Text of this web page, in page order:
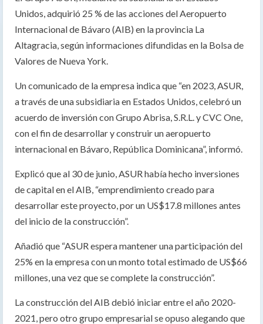
Unidos, adquirió 25 % de las acciones del Aeropuerto
Internacional de Bávaro (AIB) en la provincia La
Altagracia, según informaciones difundidas en la Bolsa de
Valores de Nueva York.
Un comunicado de la empresa indica que “en 2023, ASUR,
a través de una subsidiaria en Estados Unidos, celebró un
acuerdo de inversión con Grupo Abrisa, S.R.L. y CVC One,
con el fin de desarrollar y construir un aeropuerto
internacional en Bávaro, República Dominicana”, informó.
Explicó que al 30 de junio, ASUR había hecho inversiones
de capital en el AIB, “emprendimiento creado para
desarrollar este proyecto, por un US$17.8 millones antes
del inicio de la construcción”.
Añadió que “ASUR espera mantener una participación del
25% en la empresa con un monto total estimado de US$66
millones, una vez que se complete la construcción”.
La construcción del AIB debió iniciar entre el año 2020-
2021, pero otro grupo empresarial se opuso alegando que